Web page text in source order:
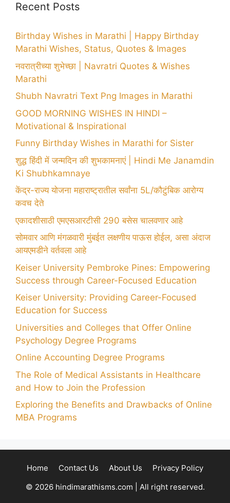
Recent Posts
Birthday Wishes in Marathi | Happy Birthday
Marathi Wishes, Status, Quotes & Images
नवरात्रीच्या शुभेच्छा | Navratri Quotes & Wishes
Marathi
Shubh Navratri Text Png Images in Marathi
GOOD MORNING WISHES IN HINDI –
Motivational & Inspirational
Funny Birthday Wishes in Marathi for Sister
शुद्ध हिंदी में जन्मदिन की शुभकामनाएं | Hindi Me Janamdin
Ki Shubhkamnaye
केंद्र-राज्य योजना महाराष्ट्रातील सर्वांना 5L/कौटुंबिक आरोग्य
कवच देते
एकादशीसाठी एमएसआरटीसी 290 बसेस चालवणार आहे
सोमवार आणि मंगळवारी मुंबईत लक्षणीय पाऊस होईल, असा अंदाज
आयएमडीने वर्तवला आहे
Keiser University Pembroke Pines: Empowering
Success through Career-Focused Education
Keiser University: Providing Career-Focused
Education for Success
Universities and Colleges that Offer Online
Psychology Degree Programs
Online Accounting Degree Programs
The Role of Medical Assistants in Healthcare
and How to Join the Profession
Exploring the Benefits and Drawbacks of Online
MBA Programs
Home Contact Us About Us
Privacy Policy
© 2026 hindimarathisms.com | All right reserved.